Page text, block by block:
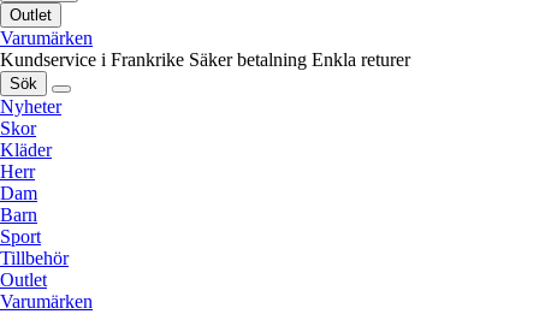
Outlet
Varumärken
Kundservice i Frankrike Säker betalning Enkla returer
Sök
Nyheter
Skor
Kläder
Herr
Dam
Barn
Sport
Tillbehör
Outlet
Varumärken